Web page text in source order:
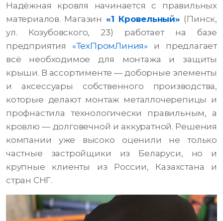
Надёжная кровля начинается с правильных
материалов. Магазин «1 Кровельный» (Пинск,
ул. Козубовского, 23) работает на базе
предприятия «ТехПромЛиния» и предлагает
всё необходимое для монтажа и защиты
крыши. В ассортименте — доборные элементы
и аксессуары собственного производства,
которые делают монтаж металлочерепицы и
профнастила технологически правильным, а
кровлю — долговечной и аккуратной. Решения
компании уже высоко оценили не только
частные застройщики из Беларуси, но и
крупные клиенты из России, Казахстана и
стран СНГ.